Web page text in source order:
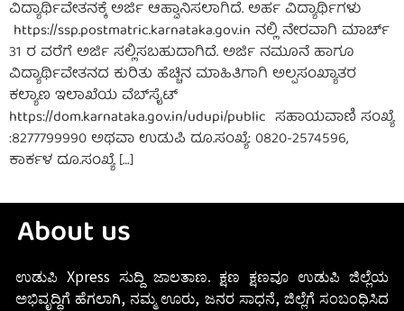
ವಿದ್ಯಾರ್ಥಿವೇತನಕ್ಕೆ ಅರ್ಜಿ ಆಹ್ವಾನಿಸಲಾಗಿದೆ. ಅರ್ಹ ವಿದ್ಯಾರ್ಥಿಗಳು
https://ssp.postmatric.karnataka.gov.in ನಲ್ಲಿ ನೇರವಾಗಿ ಮಾರ್ಚ್
31 ರ ವರೆಗೆ ಅರ್ಜಿ ಸಲ್ಲಿಸಬಹುದಾಗಿದೆ. ಅರ್ಜಿ ನಮೂನೆ ಹಾಗೂ
ವಿದ್ಯಾರ್ಥಿವೇತನದ ಕುರಿತು ಹೆಚ್ಚಿನ ಮಾಹಿತಿಗಾಗಿ ಅಲ್ಪಸಂಖ್ಯಾತರ
ಕಲ್ಯಾಣ ಇಲಾಖೆಯ ವೆಬ್‌ಸೈಟ್
https://dom.karnataka.gov.in/udupi/public ಸಹಾಯವಾಣಿ ಸಂಖ್ಯೆ
:8277799990 ಅಥವಾ ಉಡುಪಿ ದೂ.ಸಂಖ್ಯೆ: 0820-2574596,
ಕಾರ್ಕಳ ದೂ.ಸಂಖ್ಯೆ […]
About us
ಉಡುಪಿ Xpress ಸುದ್ದಿ ಜಾಲತಾಣ. ಕ್ಷಣ ಕ್ಷಣವೂ ಉಡುಪಿ ಜಿಲ್ಲೆಯ
ಅಭಿವೃದ್ಧಿಗೆ ಹೆಗಲಾಗಿ, ನಮ್ಮ ಊರು, ಜನರ ಸಾಧನೆ, ಜಿಲ್ಲೆಗೆ ಸಂಬಂಧಿಸಿದ